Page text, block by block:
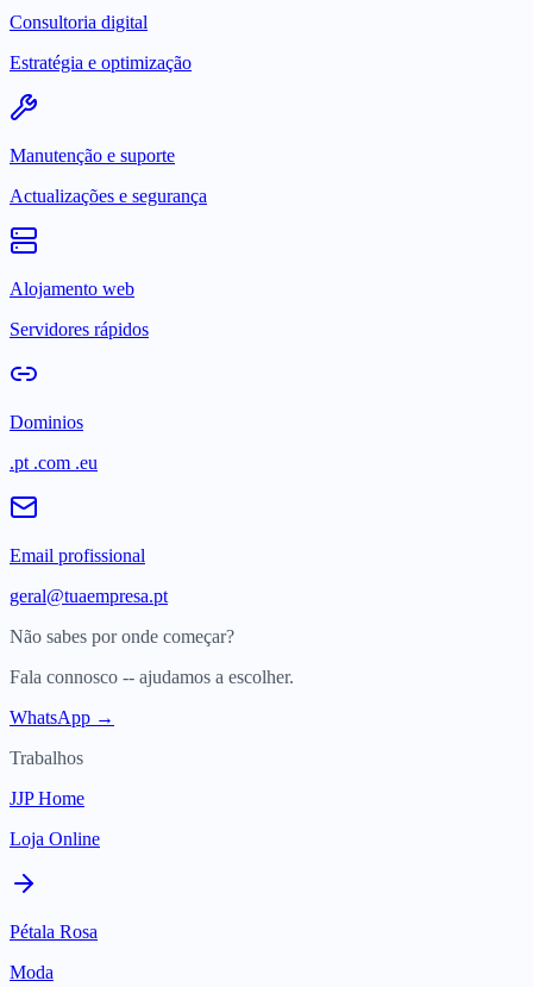
Consultoria digital
Estratégia e optimização
Manutenção e suporte
Actualizações e segurança
Alojamento web
Servidores rápidos
Dominios
.pt .com .eu
Email profissional
geral@tuaempresa.pt
Não sabes por onde começar?
Fala connosco -- ajudamos a escolher.
WhatsApp →
Trabalhos
JJP Home
Loja Online
Pétala Rosa
Moda